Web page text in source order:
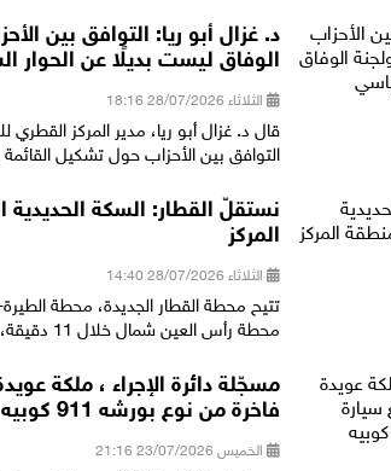
د. غزال أبو ريا: التوافق بين
الوفاق ليست بديلًا عن الحوار
الثلاثاء 28/07/2026 18:16
قال د. غزال أبو ريا، مدير المركز
التوافق بين الأحزاب حول تشكيل
نستقلّ القطار: السكة
المركز
الثلاثاء 28/07/2026 14:40
تتيح محطة القطار الجديدة، محطة
محطة رأس العين شمال خلال 11 دقيقة، ومنها إلى تل أبيب خلال أقل من ساعة.
مسجّلة دائرة الإجراء ، ملكة
فاخرة من نوع بورشه 911 كوبيه
الخميس 23/07/2026 21:16